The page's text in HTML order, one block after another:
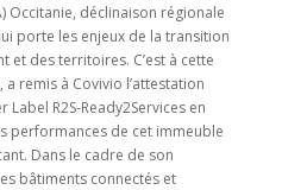
Occitanie, déclinaison régionale
porte les enjeux de la transition
et des territoires. C’est à cette
remis à Covivio l’attestation
R2S-Ready2Services en
performances de cet immeuble
Dans le cadre de son
bâtiments connectés et